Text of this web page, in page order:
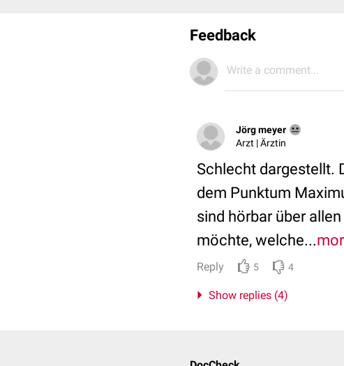
Feedback
Write a comment...
Jörg meyer
Arzt | Ärztin
Schlecht dargestellt.
dem Punktum
sind hörbar über
möchte, welche...
Reply 5 4
Show replies (4)